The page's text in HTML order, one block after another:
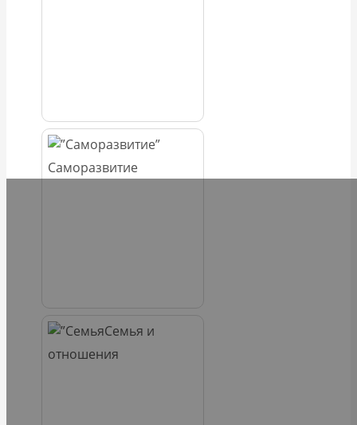
Саморазвитие
Семья и
отношения